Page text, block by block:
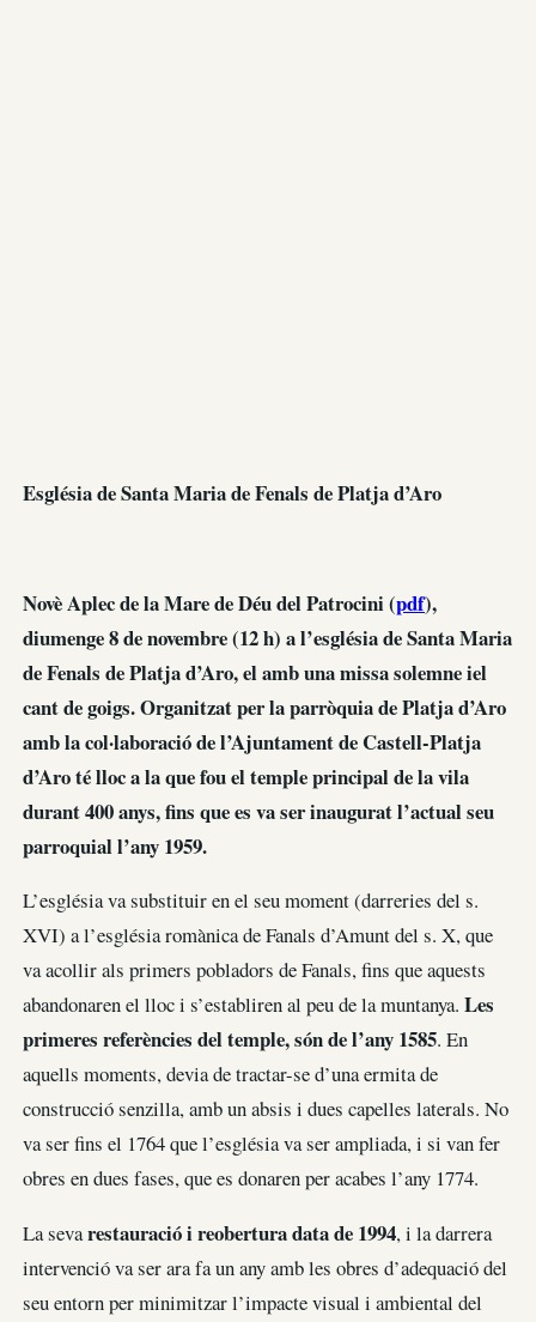
Església de Santa Maria de Fenals de Platja d’Aro
Novè Aplec de la Mare de Déu del Patrocini (pdf),
diumenge 8 de novembre (12 h) a l’església de Santa Maria
de Fenals de Platja d’Aro, el amb una missa solemne iel
cant de goigs. Organitzat per la parròquia de Platja d’Aro
amb la col·laboració de l’Ajuntament de Castell-Platja
d’Aro té lloc a la que fou el temple principal de la vila
durant 400 anys, fins que es va ser inaugurat l’actual seu
parroquial l’any 1959.
L’església va substituir en el seu moment (darreries del s.
XVI) a l’església romànica de Fanals d’Amunt del s. X, que
va acollir als primers pobladors de Fanals, fins que aquests
abandonaren el lloc i s’establiren al peu de la muntanya. Les
primeres referències del temple, són de l’any 1585. En
aquells moments, devia de tractar-se d’una ermita de
construcció senzilla, amb un absis i dues capelles laterals. No
va ser fins el 1764 que l’església va ser ampliada, i si van fer
obres en dues fases, que es donaren per acabes l’any 1774.
La sevarestauració i reobertura data de 1994, i la darrera
intervenció va ser ara fa un any amb les obres d’adequació del
seu entorn per minimitzar l’impacte visual i ambiental del